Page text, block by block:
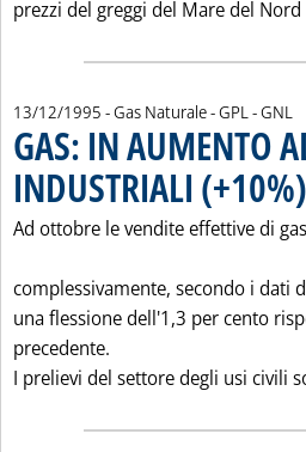
prezzi del greggi del Mare del
13/12/1995 - Gas Naturale - GPL - GNL
GAS: IN AUMENTO
INDUSTRIALI (+10%)
Ad ottobre le vendite effettive di
complessivamente, secondo i dati
una flessione dell'1,3 per cento
precedente.
I prelievi del settore degli usi civili